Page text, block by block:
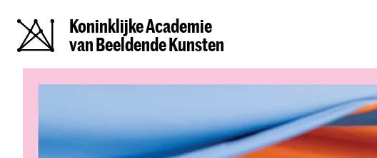
Koninklijke Academie
van Beeldende Kunsten